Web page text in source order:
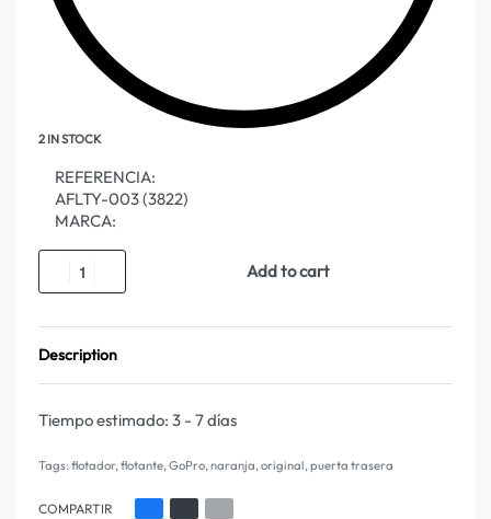
2 IN STOCK
REFERENCIA:
AFLTY-003 (3822)
MARCA:
Add to cart
Description
Tiempo estimado: 3 - 7 días
Tags: flotador,flotante,GoPro,naranja,original,puerta trasera
COMPARTIR